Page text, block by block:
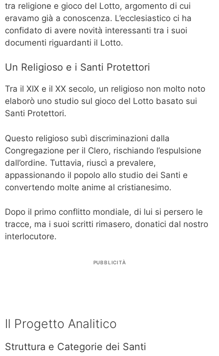
tra religione e gioco del Lotto, argomento di cui
eravamo già a conoscenza. L’ecclesiastico ci ha
confidato di avere novità interessanti tra i suoi
documenti riguardanti il Lotto.
Un Religioso e i Santi Protettori
Tra il XIX e il XX secolo, un religioso non molto noto
elaborò uno studio sul gioco del Lotto basato sui
Santi Protettori.
Questo religioso subì discriminazioni dalla
Congregazione per il Clero, rischiando l’espulsione
dall’ordine. Tuttavia, riuscì a prevalere,
appassionando il popolo allo studio dei Santi e
convertendo molte anime al cristianesimo.
Dopo il primo conflitto mondiale, di lui si persero le
tracce, ma i suoi scritti rimasero, donatici dal nostro
interlocutore.
PUBBLICITÀ
Il Progetto Analitico
Struttura e Categorie dei Santi